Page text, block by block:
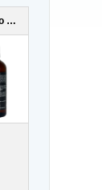
High Octane Libido Fuel